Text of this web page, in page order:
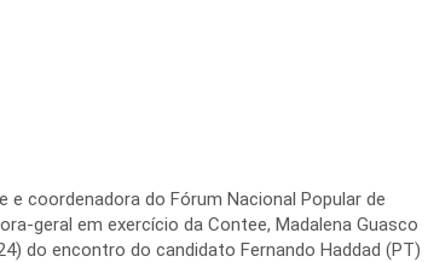
coordenadora do Fórum Nacional Popular de
geral em exercício da Contee, Madalena Guasco
do encontro do candidato Fernando Haddad (PT)